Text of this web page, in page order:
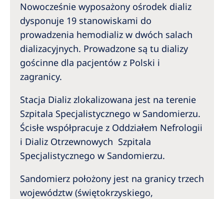
Nowocześnie wyposażony ośrodek dializ
dysponuje 19 stanowiskami do
prowadzenia hemodializ w dwóch salach
dializacyjnych. Prowadzone są tu dializy
gościnne dla pacjentów z Polski i
zagranicy.
Stacja Dializ zlokalizowana jest na terenie
Szpitala Specjalistycznego w Sandomierzu.
Ścisłe współpracuje z Oddziałem Nefrologii
i Dializ Otrzewnowych Szpitala
Specjalistycznego w Sandomierzu.
Sandomierz położony jest na granicy trzech
województw (świętokrzyskiego,